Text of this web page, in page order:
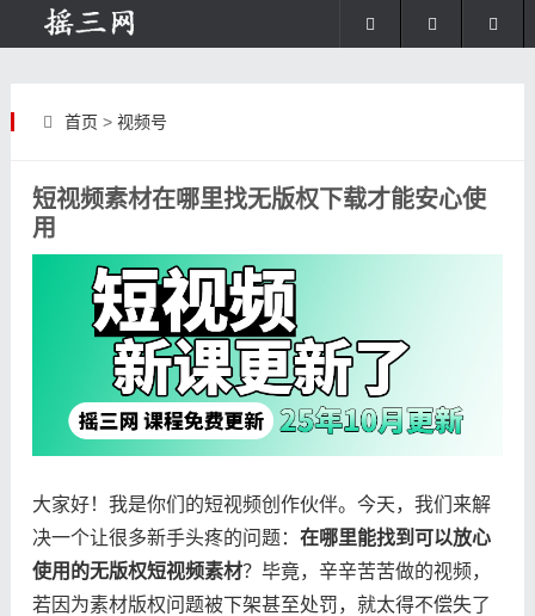
首页 > 视频号
短视频素材在哪里找无版权下载才能安心使
用
大家好！我是你们的短视频创作伙伴。今天，我们来解
决一个让很多新手头疼的问题：​ ​在哪里能找到可以放心
使用的无版权短视频素材​​？毕竟，辛辛苦苦做的视频，
若因为素材版权问题被下架甚至处罚，就太得不偿失了